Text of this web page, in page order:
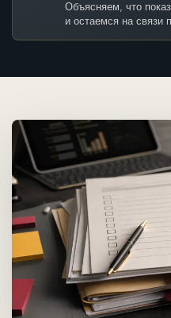
Объясняем, что
и остаемся на связи